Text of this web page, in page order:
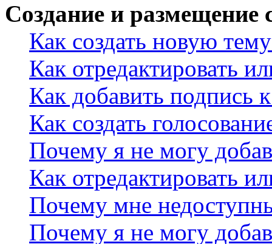
Создание и размещение
Как создать новую
Как отредактировать
Как добавить подпись
Как создать
Почему я не могу
Как отредактировать
Почему мне
Почему я не могу